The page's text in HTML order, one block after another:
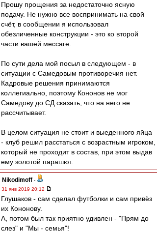
Прошу прощения за недостаточно ясную
подачу. Не нужно все воспринимать на свой
счёт, в сообщении я использовал
обезличенные конструкции - это ко второй
части вашей мессаге.
По сути дела мой посыл в следующем - в
ситуации с Самедовым противоречия нет.
Кадровые решения принимаются
коллегиально, поэтому Кононов не мог
Самедову до СД сказать, что на него не
рассчитывает.
В целом ситуация не стоит и выеденного яйца
- клуб решил расстаться с возрастным игроком,
который не проходит в состав, при этом выдав
ему золотой парашют.
Nikodimoff -
31 янв 2019 20:12
Глушаков - сам сделал футболки и сам привёз
их Кононову.
А, потом был так приятно удивлен - "Прям до
слез" и "Мы - семья"!